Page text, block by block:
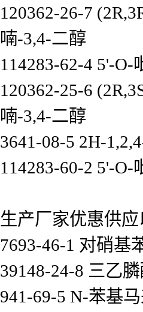
120362-26-7
喃-3,4-二醇
114283-62-4 5'-
120362-25-6
喃-3,4-二醇
3641-08-5 2H-
114283-60-2 5'-
生产厂家优惠供
7693-46-1 对硝基
39148-24-8 三乙
941-69-5 N-苯基